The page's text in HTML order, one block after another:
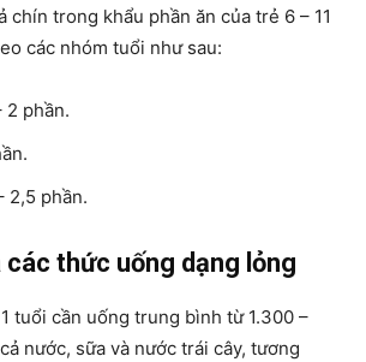
chín trong khẩu phần ăn của trẻ 6 – 11
các nhóm tuổi như sau:
2 phần.
2,5 phần.
thức uống dạng lỏng
tuổi cần uống trung bình từ 1.300 –
nước, sữa và nước trái cây, tương